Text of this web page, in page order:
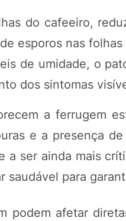
do cafeeiro,
esporos nas
de umidade, o
dos sintomas
a ferrugem
e a presença
a ser ainda mais
saudável para
podem afetar